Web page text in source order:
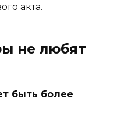
акта.
не любят
быть более